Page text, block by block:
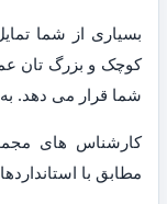
بسیاری از شما
کوچک و بزرگ تان
شما قرار می دهد.
کارشناس های
مطابق با